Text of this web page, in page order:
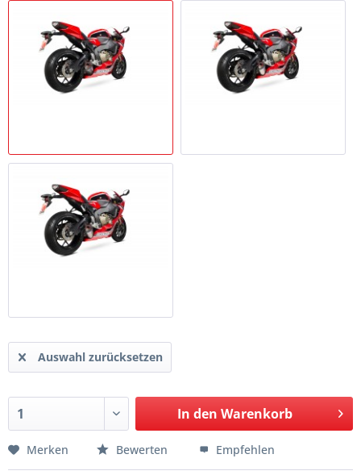
Auswahl zurücksetzen
In den Warenkorb
Merken Bewerten Empfehlen